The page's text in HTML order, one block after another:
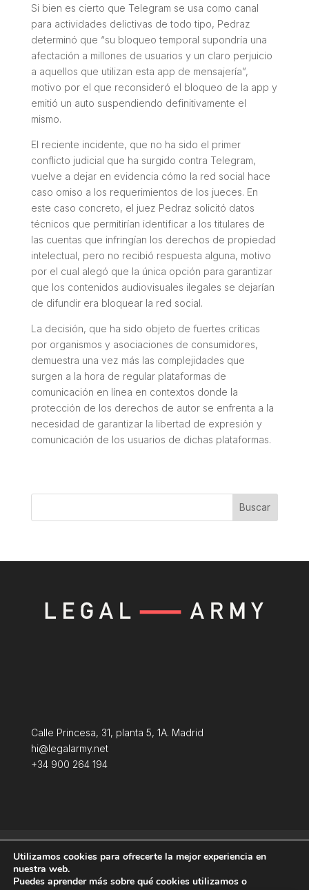
Si bien es cierto que Telegram se usa como canal
para actividades delictivas de todo tipo, Pedraz
determinó que “su bloqueo temporal supondría una
afectación a millones de usuarios y un claro perjuicio
a aquellos que utilizan esta app de mensajería”,
motivo por el que reconsideró el bloqueo de la app y
emitió un auto suspendiendo definitivamente el
mismo.
El reciente incidente, que no ha sido el primer
conflicto judicial que ha surgido contra Telegram,
vuelve a dejar en evidencia cómo la red social hace
caso omiso a los requerimientos de los jueces. En
este caso concreto, el juez Pedraz solicitó datos
técnicos que permitirían identificar a los titulares de
las cuentas que infringían los derechos de propiedad
intelectual, pero no recibió respuesta alguna, motivo
por el cual alegó que la única opción para garantizar
que los contenidos audiovisuales ilegales se dejarían
de difundir era bloquear la red social.
La decisión, que ha sido objeto de fuertes críticas
por organismos y asociaciones de consumidores,
demuestra una vez más las complejidades que
surgen a la hora de regular plataformas de
comunicación en línea en contextos donde la
protección de los derechos de autor se enfrenta a la
necesidad de garantizar la libertad de expresión y
comunicación de los usuarios de dichas plataformas.
Buscar
Calle Princesa, 31, planta 5, 1A. Madrid
hi@legalarmy.net
+34 900 264 194
Política de Cookies
Utilizamos cookies para ofrecerte la mejor experiencia en
nuestra web.
Puedes aprender más sobre qué cookies utilizamos o